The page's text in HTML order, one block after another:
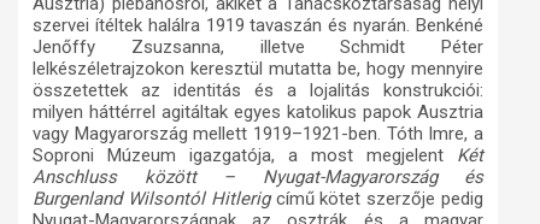
szervei ítéltek halálra 1919 tavaszán és nyarán. Benkéné
Jenőffy Zsuzsanna, illetve Schmidt Péter
lelkészéletrajzokon keresztül mutatta be, hogy mennyire
összetettek az identitás és a lojalitás konstrukciói:
milyen háttérrel agitáltak egyes katolikus papok Ausztria
vagy Magyarország mellett 1919–1921-ben. Tóth Imre, a
Soproni Múzeum igazgatója, a most megjelent Két
Anschluss között – Nyugat-Magyarország és
Burgenland Wilsontól Hitlerigcímű kötet szerzője pedig